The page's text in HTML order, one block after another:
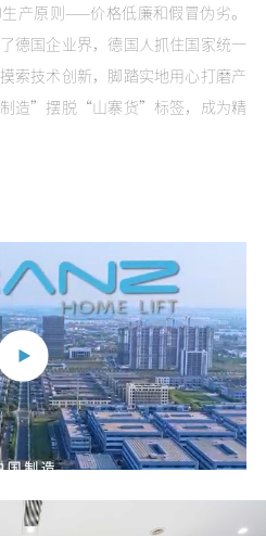
产原则——价格低廉和假冒伪劣。
德国企业界，德国人抓住国家统一
索技术创新，脚踏实地用心打磨产
造”摆脱“山寨货”标签，成为精